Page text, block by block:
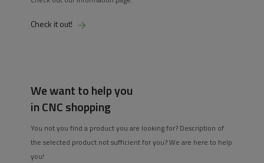
Check it out!
We want to help you
in CNC shopping
You not you find a product you are looking for? Description of
the selected product not sufficient for you? We are here to help
you!